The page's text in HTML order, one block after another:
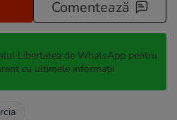
Comentează
Libertatea de WhatsApp pentru
cu ultimele informații